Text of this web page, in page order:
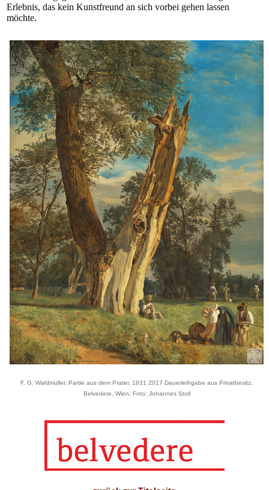
Erlebnis, das kein Kunstfreund an sich vorbei gehen lassen
möchte.
F. G. Waldmüller, Partie aus dem Prater, 1831 2017 Dauerleihgabe aus Privatbesitz,
Belvedere, Wien, Foto: Johannes Stoll